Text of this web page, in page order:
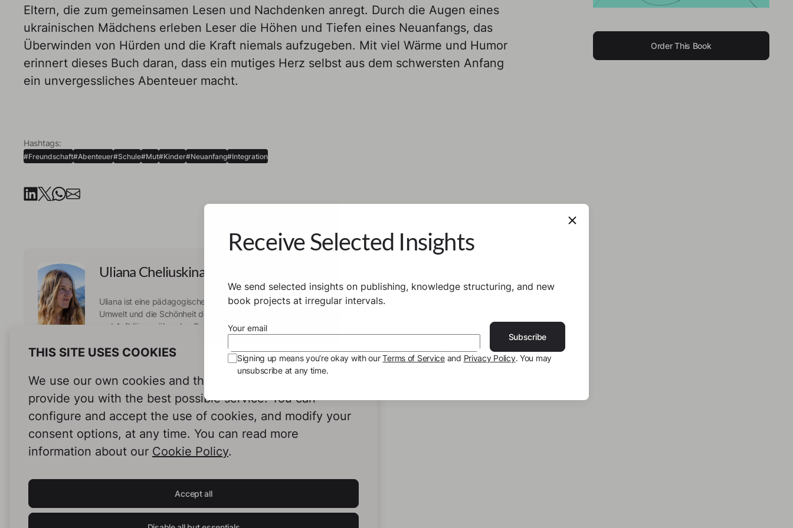
Order This Book
Eltern, die zum gemeinsamen Lesen und Nachdenken anregt. Durch die Augen eines
ukrainischen Mädchens erleben Leser die Höhen und Tiefen eines Neuanfangs, das
Überwinden von Hürden und die Kraft niemals aufzugeben. Mit viel Wärme und Humor
erinnert dieses Buch daran, dass ein mutiges Herz selbst aus dem schwersten Anfang
ein unvergessliches Abenteuer macht.
Hashtags:
#Freundschaft#Abenteuer#Schule#Mut#Kinder#Neuanfang#Integration
Uliana Cheliuskina
Uliana ist eine pädagogische Expertin und Schöpferin aus der Ukraine. Sie engagiert sich für die Natur, die
Umwelt und die Schönheit der Berge. Sie ist fest davon überzeugt das Bildung, liebevolle Kindererziehung
und Aufklärung über den Schutz der Umwelt der Schlüssel zu einer besseren Zukunft ist. In ihren
Lehrerfahrung, welche sie zu fesselnden Erzählungen für Jung und Alt zusammen gefasst hat.
THIS SITE USES COOKIES
We use our own cookies and third-party cookies to
provide you with the best possible service. You can
configure and accept the use of cookies, and modify your
consent options, at any time. You can read more
information about our Cookie Policy.
Accept all
Receive Selected Insights
We send selected insights on publishing, knowledge structuring, and new
book projects at irregular intervals.
Your email
Subscribe
Signing up means you’re okay with ourTerms of Serviceand Privacy Policy. You may
unsubscribe at any time.